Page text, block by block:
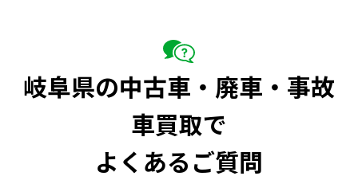
岐阜県の中古車・廃車・事故
車買取で
よくあるご質問